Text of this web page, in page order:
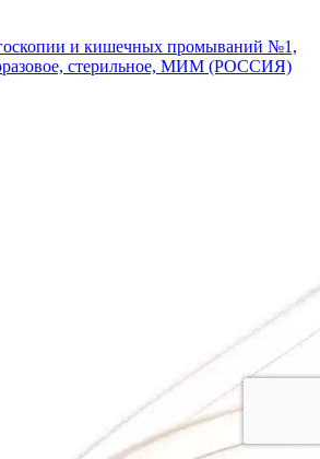
и кишечных промываний №1,
стерильное, МИМ (РОССИЯ)